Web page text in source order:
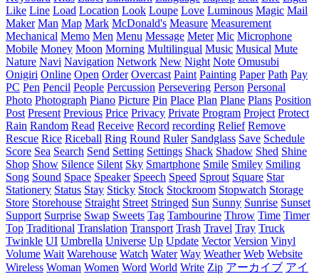
Like Line Load Location Look Loupe Love Luminous Magic Mail
Maker Man Map Mark McDonald's Measure Measurement
Mechanical Memo Men Menu Message Meter Mic Microphone
Mobile Money Moon Morning Multilingual Music Musical Mute
Nature Navi Navigation Network New Night Note Omusubi
Onigiri Online Open Order Overcast Paint Painting Paper Path Pay
PC Pen Pencil People Percussion Persevering Person Personal
Photo Photograph Piano Picture Pin Place Plan Plane Plans Position
Post Present Previous Price Privacy Private Program Project Protect
Rain Random Read Receive Record recording Relief Remove
Rescue Rice Riceball Ring Round Ruler Sandglass Save Schedule
Score Sea Search Send Setting Settings Shack Shadow Shed Shine
Shop Show Silence Silent Sky Smartphone Smile Smiley Smiling
Song Sound Space Speaker Speech Speed Sprout Square Star
Stationery Status Stay Sticky Stock Stockroom Stopwatch Storage
Store Storehouse Straight Street Stringed Sun Sunny Sunrise Sunset
Support Surprise Swap Sweets Tag Tambourine Throw Time Timer
Top Traditional Translation Transport Trash Travel Tray Truck
Twinkle UI Umbrella Universe Up Update Vector Version Vinyl
Volume Wait Warehouse Watch Water Way Weather Web Website
Wireless Woman Women Word World Write Zip アーカイブ アイ